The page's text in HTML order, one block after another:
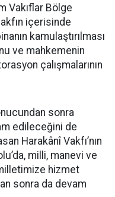
Vakıflar Bölge
içerisinde
kamulaştırılması
ve mahkemenin
çalışmalarının
sonra
edileceğini de
Harakânî Vakfı’nın
milli, manevi ve
hizmet
sonra da devam